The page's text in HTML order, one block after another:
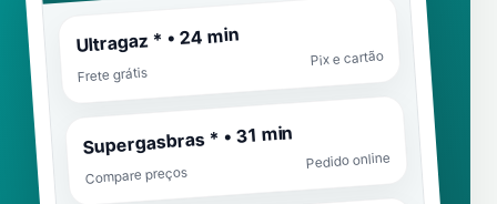
Ultragaz * • 24 min
Frete grátis
Pix e cartão
Supergasbras * • 31 min
Compare preços
Pedido online